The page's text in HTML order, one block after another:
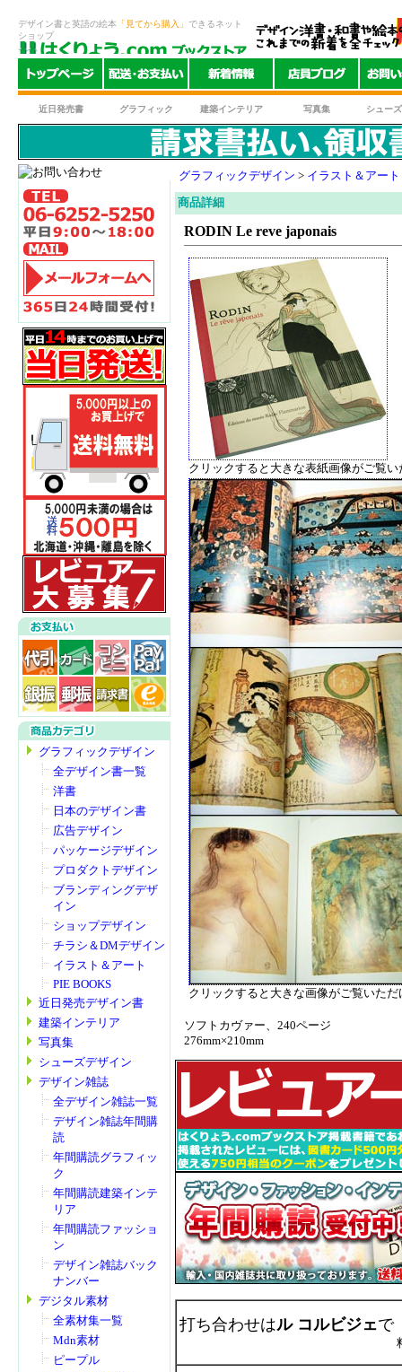
デザイン書と英語の絵本 「見てから購入」 できるネット
ショップ
近日発売書 グラフィック 建築インテリア 写真集 シュー
グラフィックデザイン
全デザイン書一覧
洋書
日本のデザイン書
広告デザイン
パッケージデザイン
プロダクトデザイン
ブランディングデザ
イン
ショップデザイン
チラシ＆DMデザイン
イラスト＆アート
PIE BOOKS
近日発売デザイン書
建築インテリア
写真集
シューズデザイン
デザイン雑誌
全デザイン雑誌一覧
デザイン雑誌年間購
読
年間購読グラフィッ
ク
年間購読建築インテ
リア
年間購読ファッショ
ン
デザイン雑誌バック
ナンバー
デジタル素材
全素材集一覧
Mdn素材
ピープル
グラフィックデザイン > イラスト＆アート
商品詳細
RODIN Le reve japonais
クリックすると大きな表紙画像がご覧
クリックすると大きな画像がご覧いただ
ソフトカヴァー、240ページ
276mm×210mm
打ち合わせはル コルビジェで